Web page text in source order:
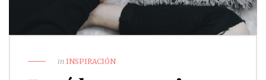
in INSPIRACIÓN